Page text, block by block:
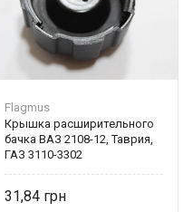
Flagmus
Крышка расширительного
бачка ВАЗ 2108-12, Таврия,
ГАЗ 3110-3302
31,84